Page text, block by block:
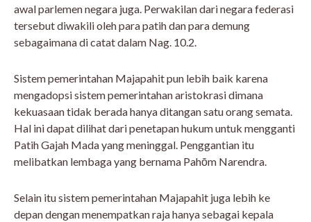
awal parlemen negara juga. Perwakilan dari negara federasi
tersebut diwakili oleh para patih dan para demung
sebagaimana di catat dalam Nag. 10.2.
Sistem pemerintahan Majapahit pun lebih baik karena
mengadopsi sistem pemerintahan aristokrasi dimana
kekuasaan tidak berada hanya ditangan satu orang semata.
Hal ini dapat dilihat dari penetapan hukum untuk mengganti
Patih Gajah Mada yang meninggal. Penggantian itu
melibatkan lembaga yang bernama Pahōm Narendra.
Selain itu sistem pemerintahan Majapahit juga lebih ke
depan dengan menempatkan raja hanya sebagai kepala